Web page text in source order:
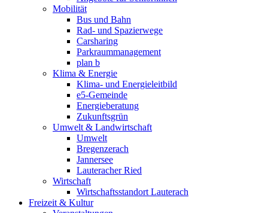
Mobilität
Bus und Bahn
Rad- und Spazierwege
Carsharing
Parkraummanagement
plan b
Klima & Energie
Klima- und Energieleitbild
e5-Gemeinde
Energieberatung
Zukunftsgrün
Umwelt & Landwirtschaft
Umwelt
Bregenzerach
Jannersee
Lauteracher Ried
Wirtschaft
Wirtschaftsstandort Lauterach
Freizeit & Kultur